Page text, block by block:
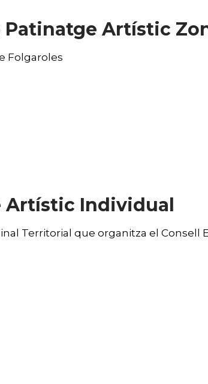
Artístic
Folgaroles
Artístic Individual
Territorial que organitza el Consell